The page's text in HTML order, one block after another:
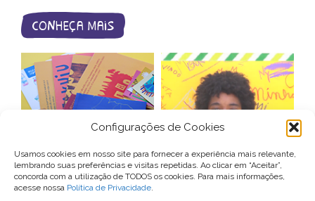
Configurações de Cookies
Usamos cookies em nosso site para fornecer a experiência mais relevante,
lembrando suas preferências e visitas repetidas. Ao clicar em “Aceitar”,
concorda com a utilização de TODOS os cookies. Para mais informações,
acesse nossa Política de Privacidade.
conheça mais
catálogo de
produtos
videocartas –
patrocínio